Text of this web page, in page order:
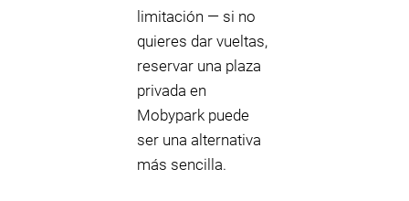
limitación — si no
quieres dar vueltas,
reservar una plaza
privada en
Mobypark puede
ser una alternativa
más sencilla.